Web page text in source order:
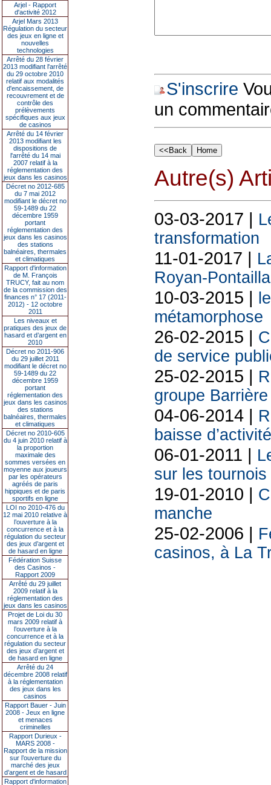
Arjel - Rapport
d'activité 2012
Arjel Mars 2013
Régulation du secteur
des jeux en ligne et
nouvelles
technologies
Arrêté du 28 février
2013 modifiant l'arrêté
du 29 octobre 2010
relatif aux modalités
d'encaissement, de
recouvrement et de
contrôle des
prélèvements
spécifiques aux jeux
de casinos
Arrêté du 14 février
2013 modifiant les
dispositions de
l'arrêté du 14 mai
2007 relatif à la
réglementation des
jeux dans les casinos
Décret no 2012-685
du 7 mai 2012
modifiant le décret no
59-1489 du 22
décembre 1959
portant
réglementation des
jeux dans les casinos
des stations
balnéaires, thermales
et climatiques
Rapport d'information
de M. François
TRUCY, fait au nom
de la commission des
finances n° 17 (2011-
2012) - 12 octobre
2011
Les niveaux et
pratiques des jeux de
hasard et d’argent en
2010
Décret no 2011-906
du 29 juillet 2011
modifiant le décret no
59-1489 du 22
décembre 1959
portant
réglementation des
jeux dans les casinos
des stations
balnéaires, thermales
et climatiques
Décret no 2010-605
du 4 juin 2010 relatif à
la proportion
maximale des
sommes versées en
moyenne aux joueurs
par les opérateurs
agréés de paris
hippiques et de paris
sportifs en ligne
LOI no 2010-476 du
12 mai 2010 relative à
l’ouverture à la
concurrence et à la
régulation du secteur
des jeux d’argent et
de hasard en ligne
Fédération Suisse
des Casinos -
Rapport 2009
Arrêté du 29 juillet
2009 relatif à la
réglementation des
jeux dans les casinos
Projet de Loi du 30
mars 2009 relatif à
l’ouverture à la
concurrence et à la
régulation du secteur
des jeux d’argent et
de hasard en ligne
Arrêté du 24
décembre 2008 relatif
à la réglementation
des jeux dans les
casinos
Rapport Bauer - Juin
2008 - Jeux en ligne
et menaces
criminelles
Rapport Durieux -
MARS 2008 -
Rapport de la mission
sur l’ouverture du
marché des jeux
d’argent et de hasard
Rapport d'information
S'inscrire
un
Autre(s)
03-03-2017 |
transformation
11-01-2017 |
Royan-
10-03-2015 |
métamorphose
26-02-2015 |
de service
25-02-2015 |
groupe Barrière
04-06-2014 |
baisse
06-01-2011 |
sur les tournois
19-01-2010 |
manche
25-02-2006 |
casinos, à La